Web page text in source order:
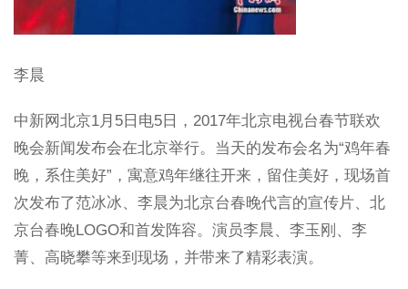
李晨
中新网北京1月5日电5日，2017年北京电视台春节联欢
晚会新闻发布会在北京举行。当天的发布会名为“鸡年春
晚，系住美好”，寓意鸡年继往开来，留住美好，现场首
次发布了范冰冰、李晨为北京台春晚代言的宣传片、北
京台春晚LOGO和首发阵容。演员李晨、李玉刚、李
菁、高晓攀等来到现场，并带来了精彩表演。